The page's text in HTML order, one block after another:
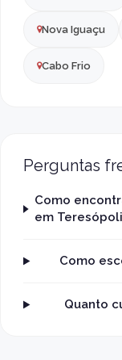
Nova Iguaçu
Cabo Frio
Perguntas
Como
em
Como
Quanto